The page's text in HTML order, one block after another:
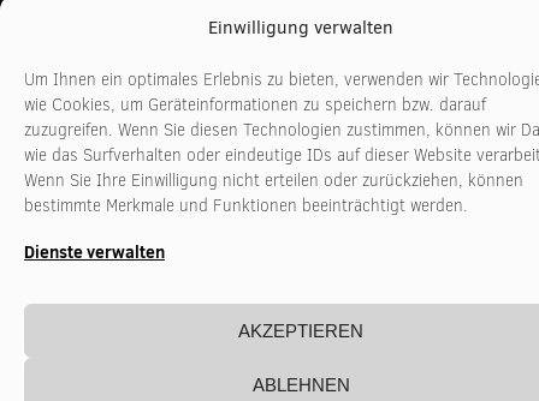
Einwilligung verwalten
Um Ihnen ein optimales Erlebnis zu bieten, verwenden wir
wie Cookies, um Geräteinformationen zu speichern bzw. darauf
zuzugreifen. Wenn Sie diesen Technologien zustimmen, können wir
wie das Surfverhalten oder eindeutige IDs auf dieser Website
Wenn Sie Ihre Einwilligung nicht erteilen oder zurückziehen, können
bestimmte Merkmale und Funktionen beeinträchtigt werden.
Dienste verwalten
AKZEPTIEREN
ABLEHNEN